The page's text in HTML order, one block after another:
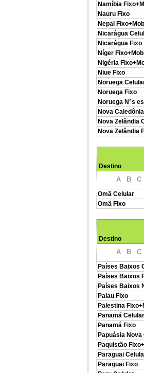
Namíbia
Nauru Fixo
Nepal
Nicarágua
Nicarágua Fixo
Níger
Nigéria
Niue Fixo
Noruega
Noruega Fixo
Noruega N°s
Nova
Nova Zelândia
Nova Zelândia
Destino
A B C
Omã Celular
Omã Fixo
Destino
A B C
Países Baixos
Países Baixos
Países Baixos
Palau Fixo
Palestina
Panamá Celular
Panamá Fixo
Papuásia Nova
Paquistão
Paraguai
Paraguai Fixo